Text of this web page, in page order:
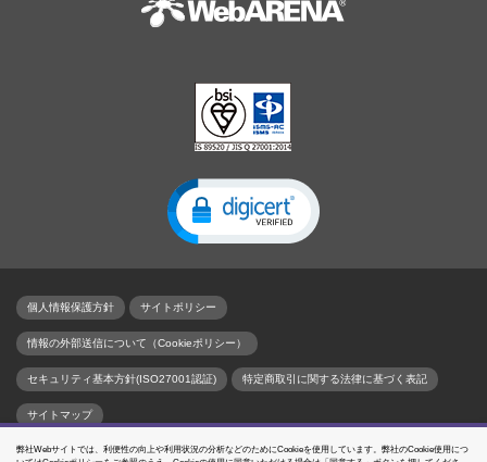
個人情報保護方針 サイトポリシー
情報の外部送信について（Cookieポリシー）
セキュリティ基本方針(ISO27001認証) 特定商取引に関する法律に基づく表記
サイトマップ
名づけてねっと、WebARENA、SuitePRO、WebARENA Indigo、WebARENA IndigoPro、
弊社Webサイトでは、利便性の向上や利用状況の分析などのためにCookieを使用しています。弊社のCookie使用につ